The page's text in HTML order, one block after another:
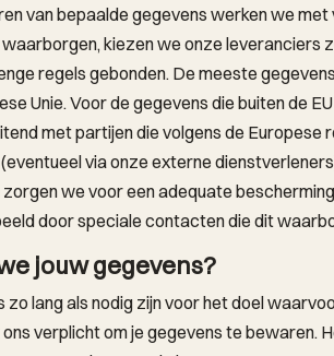
van bepaalde gegevens werken we met
kiezen we onze leveranciers
regels gebonden. De meeste
Unie. Voor de gegevens die buiten de
met partijen die volgens de Europese
via onze externe
we voor een adequate
door speciale contacten die dit
jouw gegevens?
lang als nodig zijn voor het doel
verplicht om je gegevens te bewaren.